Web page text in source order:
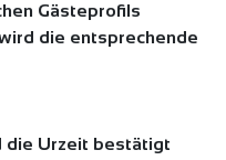
Gästeprofils
die entsprechende
die Urzeit bestätigt